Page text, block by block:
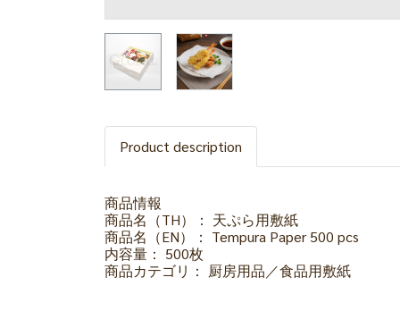
Product description
商品情報
商品名（TH）： 天ぷら用敷紙
商品名（EN）： Tempura Paper 500 pcs
内容量： 500枚
商品カテゴリ： 厨房用品／食品用敷紙